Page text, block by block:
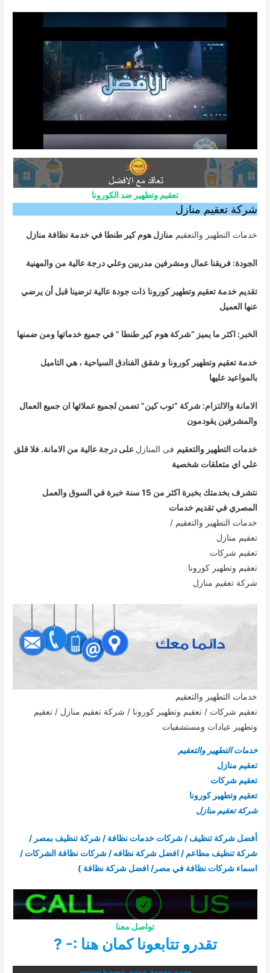
تعقيم وتطهير ضد الكورونا
شركة تعقيم منازل
خدمات التطهير والتعقيم منازل هوم كير طنطا في خدمة نظافة منازل
الجودة: فريقنا عمال ومشرفين مدربين وعلي درجة عالية من والمهنية
تقديم خدمة تعقيم وتطهير كورونا ذات جودة عالية ترضينا قبل أن يرضي
عنها العميل
الخبر: اكثر ما يميز “شركة هوم كير طنطا ” في جميع خدماتها ومن ضمنها
خدمة تعقيم وتطهير كورونا و شقق الفنادق السياحية ، هي التاميل
بالمواعيد عليها
الامانة والالتزام: شركة “توب كين” تضمن لجميع عملائها ان جميع العمال
والمشرفين يقودمون
خدمات التطهير والتعقيم فى المنازل على درجة عالية من الامانة. فلا قلق
علي اي متعلقات شخصية
نتشرف بخدمتك بخبرة اكثر من 15 سنة خبرة في السوق والعمل
المصري في تقديم خدمات
خدمات التطهير والتعقيم /
تعقيم منازل
تعقيم شركات
تعقيم وتطهير كورونا
شركة تعقيم منازل
خدمات التطهير والتعقيم
تعقيم شركات / تعقيم وتطهير كورونا / شركة تعقيم منازل / تعقيم
وتطهير عيادات ومستشفيات
خدمات التطهير والتعقيم
تعقيم منازل
تعقيم شركات
تعقيم وتطهير كورونا
شركة تعقيم منازل
أفضل شركة تنظيف / شركات خدمات نظافة / شركة تنظيف بمصر /
شركة تنظيف مطاعم / افضل شركة نظافه / شركات نظافة الشركات /
اسماء شركات نظافة في مصر/ افضل شركة نظافة )
تواصل معنا
تقدرو تتابعونا كمان هنا :- ?